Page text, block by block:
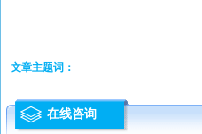
文章主题词：
在线咨询